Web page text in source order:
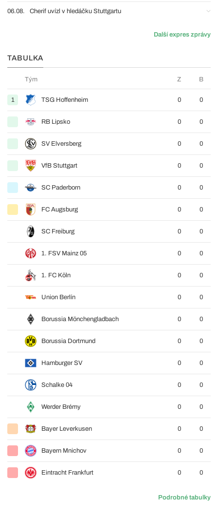
06.08. Cherif uvízl v hledáčku Stuttgartu
Další expres zprávy
TABULKA
Tým Z B
1 TSG Hoffenheim 0 0
RB Lipsko 0 0
SV Elversberg 0 0
VfB Stuttgart 0 0
SC Paderborn 0 0
FC Augsburg 0 0
SC Freiburg 0 0
1. FSV Mainz 05 0 0
1. FC Köln 0 0
Union Berlín 0 0
Borussia Mönchengladbach 0 0
Borussia Dortmund 0 0
Hamburger SV 0 0
Schalke 04 0 0
Werder Brémy 0 0
Bayer Leverkusen 0 0
Bayern Mnichov 0 0
Eintracht Frankfurt 0 0
Podrobné tabulky